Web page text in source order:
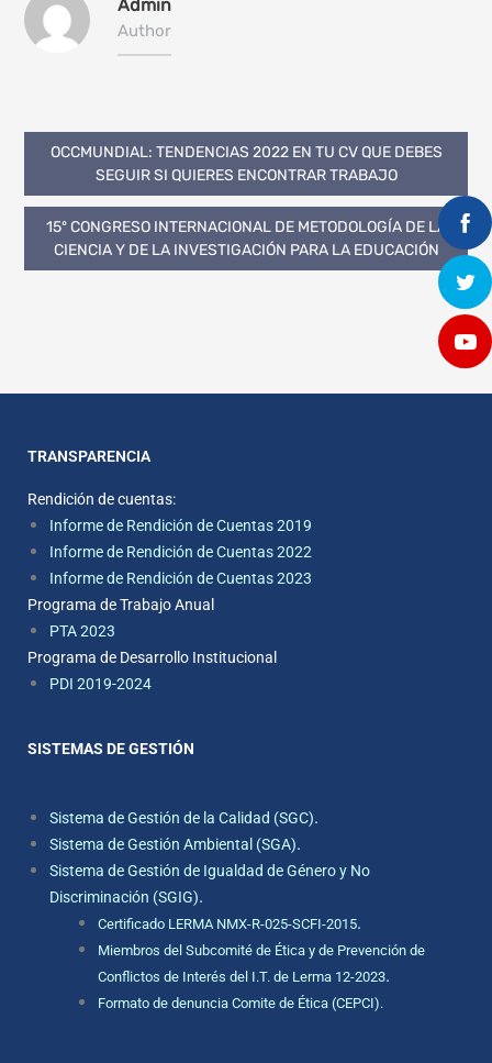
Admin
Author
OCCMUNDIAL: TENDENCIAS 2022 EN TU CV QUE DEBES
SEGUIR SI QUIERES ENCONTRAR TRABAJO
15º CONGRESO INTERNACIONAL DE METODOLOGÍA DE LA
CIENCIA Y DE LA INVESTIGACIÓN PARA LA EDUCACIÓN
TRANSPARENCIA
Rendición de cuentas:
Informe de Rendición de Cuentas 2019
Informe de Rendición de Cuentas 2022
Informe de Rendición de Cuentas 2023
Programa de Trabajo Anual
PTA 2023
Programa de Desarrollo Institucional
PDI 2019-2024
SISTEMAS DE GESTIÓN
Sistema de Gestión de la Calidad (SGC).
Sistema de Gestión Ambiental (SGA).
Sistema de Gestión de Igualdad de Género y No
Discriminación (SGIG).
Certificado LERMA NMX-R-025-SCFI-2015.
Miembros del Subcomité de Ética y de Prevención de
Conflictos de Interés del I.T. de Lerma 12-2023.
Formato de denuncia Comite de Ética (CEPCI).